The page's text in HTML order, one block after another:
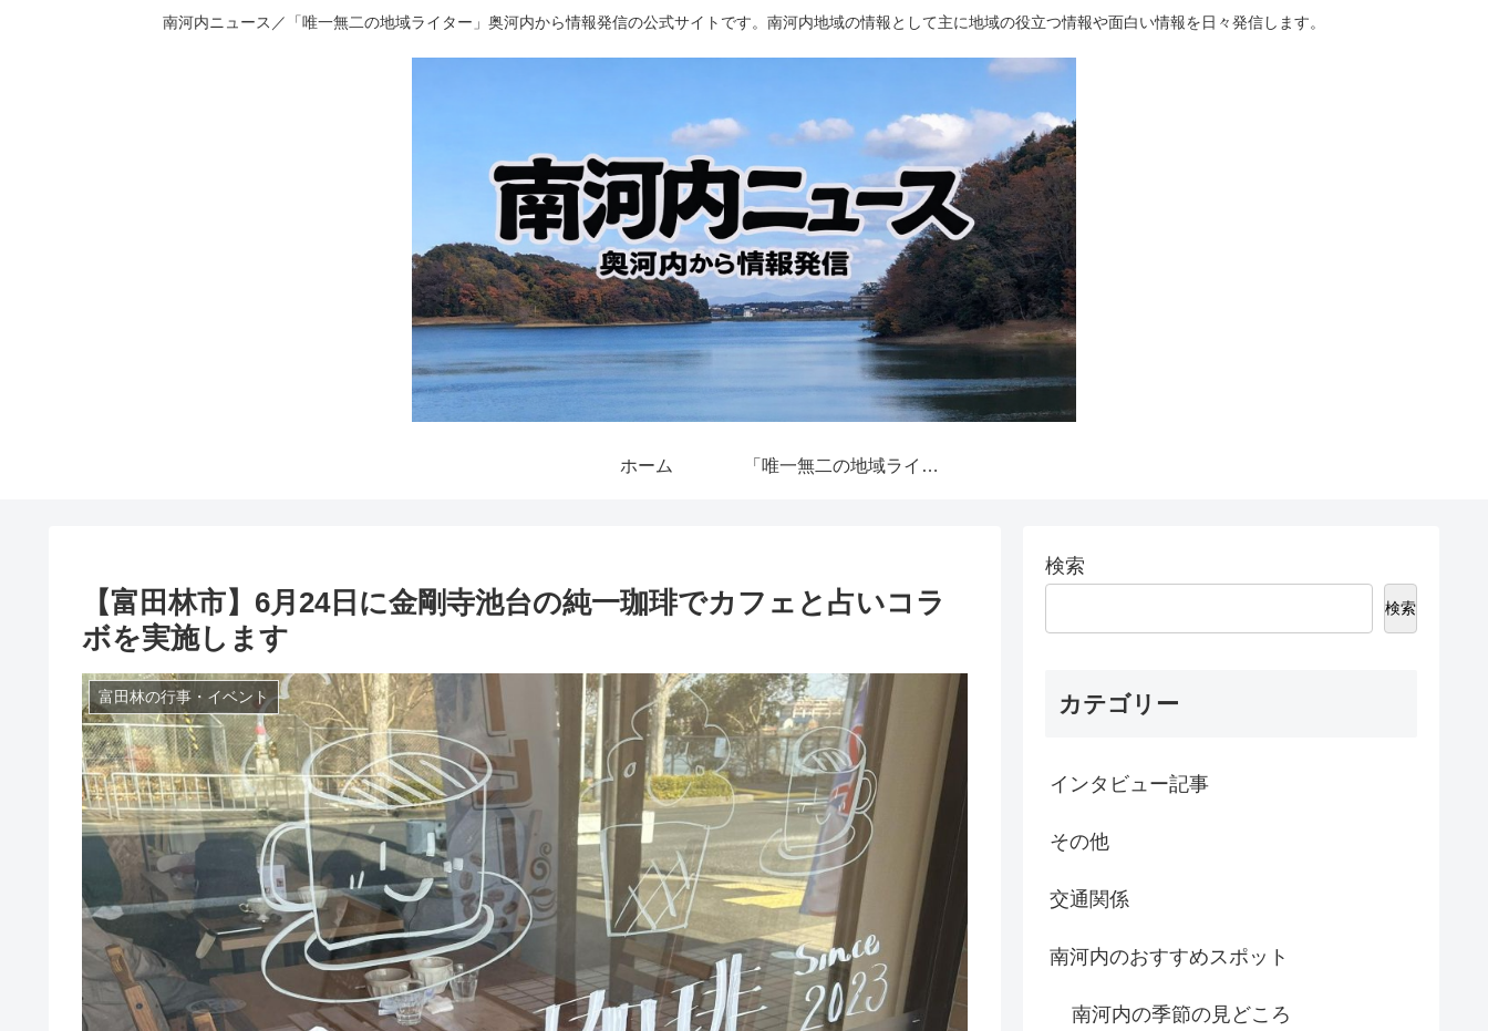
南河内ニュース／「唯一無二の地域ライター」奥河内から情報発信の公式サイトです。南河内地域の情報として主に地域の役立つ情報や面白い情報を日々発信します。
ホーム 「唯一無二の地域ライター」奥河内から情報発信とは
【富田林市】6月24日に金剛寺池台の純一珈琲でカフェと占いコラ
ボを実施します
富田林の行事・イベント
検索
検索
カテゴリー
インタビュー記事
その他
交通関係
南河内のおすすめスポット
南河内の季節の見どころ